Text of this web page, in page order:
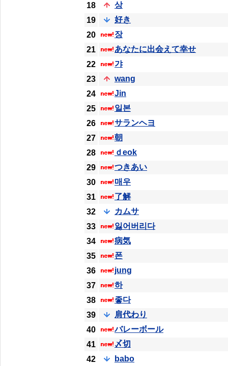
18
상
19
好き
20
장
21
あなたに出会えて幸せ
22
갸
23
wang
24
Jin
25
일본
26
サランヘヨ
27
朝
28
ｄeok
29
つきあい
30
매우
31
了解
32
カムサ
33
잃어버리다
34
病気
35
폰
36
jung
37
하
38
좋다
39
肩代わり
40
バレーボール
41
〆切
42
babo